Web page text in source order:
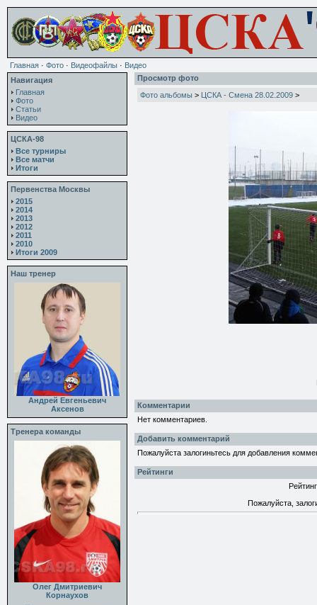
Главная · Фото · Видеофайлы · Видео
Навигация
Главная
Фото
Статьи
Видео
ЦСКА-98
Все турниры
Все матчи
Итоги
Первенства Москвы
2015
2014
2013
2012
2011
2010
Итоги 2009
Наш тренер
Андрей Евгеньевич
Аксенов
Тренера команды
Олег Дмитриевич
Корнаухов
Просмотр фото
Фото альбомы > ЦСКА - Смена 28.02.2009 >
Комментарии
Нет комментариев.
Добавить комментарий
Пожалуйста залогиньтесь для добавления
Рейтинги
Пожалуйста,